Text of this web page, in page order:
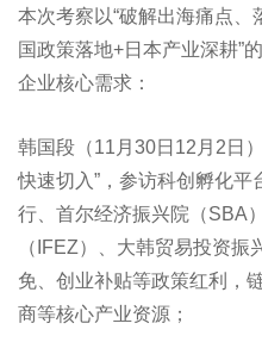
本次考察以“破解出海痛点、
国政策落地+日本产业深耕”
企业核心需求：
韩国段（11月30日12月2日
快速切入”，参访科创孵化
行、首尔经济振兴院（SBA
（IFEZ）、大韩贸易投资
免、创业补贴等政策红利，
商等核心产业资源；